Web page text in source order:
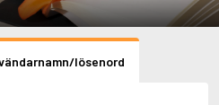
lösenord